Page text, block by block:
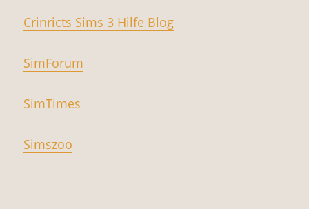
Crinricts Sims 3 Hilfe Blog
SimForum
SimTimes
Simszoo